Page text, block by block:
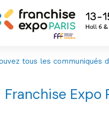
tous les communiqués
Franchise Expo